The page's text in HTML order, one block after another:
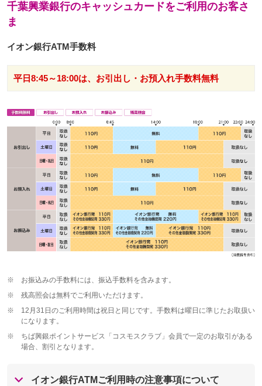
千葉興業銀行のキャッシュカードをご利用のお客さ
ま
イオン銀行ATM手数料
平日8:45～18:00は、お引出し・お預入れ手数料無料
※
お振込みの手数料には、振込手数料を含みます。
※
残高照会は無料でご利用いただけます。
※
12月31日のご利用時間は祝日と同じです。手数料は曜日に準じたお取扱い
になります。
※
ちば興銀ポイントサービス「コスモスクラブ」会員で一定のお取引がある
場合、割引となります。
イオン銀行ATMご利用時の注意事項について